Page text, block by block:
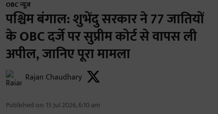
OBC न्यूज़
पश्चिम बंगाल: शुभेंदु सरकार ने 77 जातियों
के OBC दर्जे पर सुप्रीम कोर्ट से वापस ली
अपील, जानिए पूरा मामला
Rajan Chaudhary
Published on: 15 Jul 2026, 6:10 am